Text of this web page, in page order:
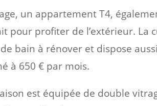
un appartement T4,
pour profiter de l’extérieur. La
bain à rénover et dispose
à 650 € par mois.
est équipée de double